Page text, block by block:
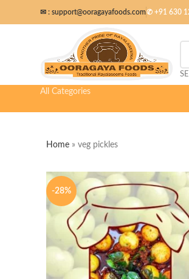
✉ : support@ooragayafoods.com✆ +91 630
All Categories
Home » veg pickles
-28%